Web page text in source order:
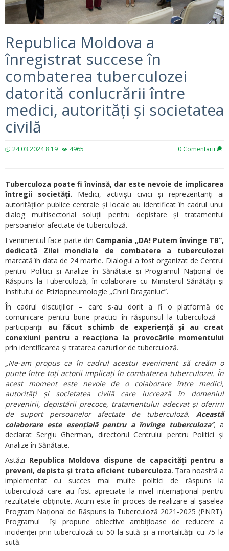
Republica Moldova a
înregistrat succese în
combaterea tuberculozei
datorită conlucrării între
medici, autorități și societatea
civilă
24.03.2024 8:19 4965 0 Comentarii
Tuberculoza poate fi învinsă, dar este nevoie de implicarea
întregii societăți. Medici, activiști civici și reprezentanți ai
autorităților publice centrale și locale au identificat în cadrul unui
dialog multisectorial soluții pentru depistare și tratamentul
persoanelor afectate de tuberculoză.
Evenimentul face parte din Campania „DA! Putem învinge TB”,
dedicată Zilei mondiale de combatere a tuberculozei
marcată în data de 24 martie. Dialogul a fost organizat de Centrul
pentru Politici și Analize în Sănătate și Programul Național de
Răspuns la Tuberculoză, în colaborare cu Ministerul Sănătății și
Institutul de Ftiziopneumologie „Chiril Draganiuc”.
În cadrul discuțiilor – care s-au dorit a fi o platformă de
comunicare pentru bune practici în răspunsul la tuberculoză –
participanții au făcut schimb de experiență și au creat
conexiuni pentru a reacționa la provocările momentului
prin identificarea și tratarea cazurilor de tuberculoză.
„Ne-am propus ca în cadrul acestui eveniment să creăm o
punte între toți actorii implicați în combaterea tuberculozei. În
acest moment este nevoie de o colaborare între medici,
autorități și societatea civilă care lucrează în domeniul
prevenirii, depistării precoce, tratamentului adecvat și oferirii
de suport persoanelor afectate de tuberculoză. Această
colaborare este esențială pentru a învinge tuberculoza”, a
declarat Sergiu Gherman, directorul Centrului pentru Politici și
Analize în Sănătate.
Astăzi Republica Moldova dispune de capacități pentru a
preveni, depista și trata eficient tuberculoza. Țara noastră a
implementat cu succes mai multe politici de răspuns la
tuberculoză care au fost apreciate la nivel internațional pentru
rezultatele obținute. Acum este în proces de realizare al șaselea
Program Național de Răspuns la Tuberculoză 2021-2025 (PNRT).
Programul își propune obiective ambițioase de reducere a
incidenței prin tuberculoză cu 50 la sută și a mortalității cu 75 la
sută.